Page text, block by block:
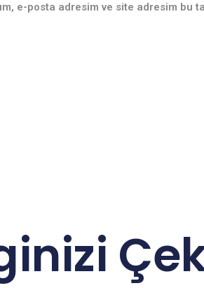
e-posta adresim ve site adresim bu